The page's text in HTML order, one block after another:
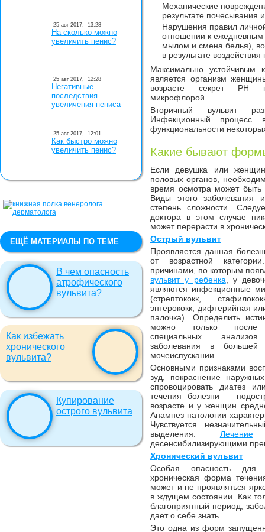
Механические
результате почесывания
Нарушения правил
отношении к ежедневным
мылом и смена белья),
в результате
Максимально
является организм
возрасте секрет РН
микрофлорой.
Вторичный вульвит
Инфекционный процесс
функциональности
Какие бывают
Если девушка или
половых органов,
время осмотра может быть
Виды этого заболевания
степень сложности.
доктора в этом случае
может перерасти в
Острый вульвит
Проявляется данная
от возрастной
причинами, по которым
вульвит у ребенка , у
являются инфекционные
(стрептококк,
энтерококк, дифтерийная
палочка). Определить
можно только после
специальных
заболевания в
мочеиспускании.
Основными признаками
зуд, покраснение
спровоцировать диатез
течения болезни –
возрасте и у женщин
Анамнез патологии
Чувствуется
выделения. Лечение
десенсибилизирующими
Хронический вульвит
Особая опасность
хроническая форма
может и не проявляться
в ждущем состоянии. Как
благоприятный период,
дает о себе знать.
Это одна из форм
25 авг 2017, 13:28
На сколько можно
увеличить пенис?
25 авг 2017, 12:28
Негативные
последствия
увеличения пениса
25 авг 2017, 12:01
Как быстро можно
увеличить пенис?
ЕЩЁ МАТЕРИАЛЫ ПО ТЕМЕ
В чем опасность
атрофического
вульвита?
Как избежать
хронического
вульвита?
Купирование
острого вульвита